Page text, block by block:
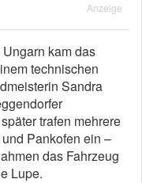
Anzeige
kam das
technischen
Sandra
trafen mehrere
Pankofen ein –
das Fahrzeug
Lupe.